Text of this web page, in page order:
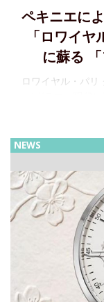
ペキニエに
「ロワイ
に蘇る
ロワイヤル・パリ
のクロノグラフ
NEWS